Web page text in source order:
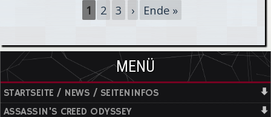
Rogue:
eine PC-
Version?
1 2 3 › Ende »
MENÜ
STARTSEITE / NEWS / SEITENINFOS
ASSASSIN'S CREED ODYSSEY